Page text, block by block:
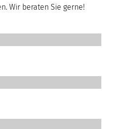
Wir beraten Sie gerne!